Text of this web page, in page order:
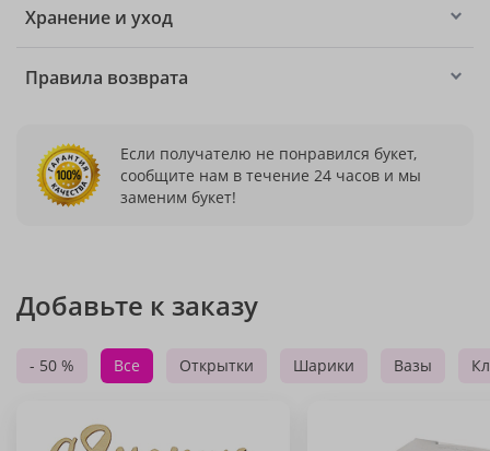
Хранение и уход
Правила возврата
Если получателю не понравился букет,
сообщите нам в течение 24 часов и мы
заменим букет!
Добавьте к заказу
- 50 % Все Открытки Шарики Вазы